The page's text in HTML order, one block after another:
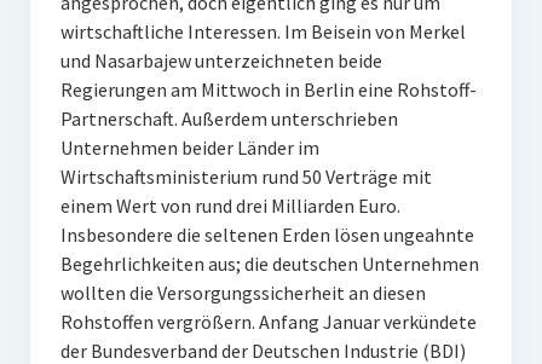
wirtschaftliche Interessen. Im Beisein von Merkel
und Nasarbajew unterzeichneten beide
Regierungen am Mittwoch in Berlin eine Rohstoff-
Partnerschaft. Außerdem unterschrieben
Unternehmen beider Länder im
Wirtschaftsministerium rund 50 Verträge mit
einem Wert von rund drei Milliarden Euro.
Insbesondere die seltenen Erden lösen ungeahnte
Begehrlichkeiten aus; die deutschen Unternehmen
wollten die Versorgungssicherheit an diesen
Rohstoffen vergrößern. Anfang Januar verkündete
der Bundesverband der Deutschen Industrie (BDI)